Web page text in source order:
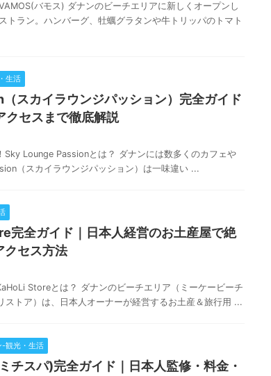
バモス) ダナンのビーチエリアに新しくオープンし
トラン。ハンバーグ、牡蠣グラタンや牛トリッパのトマト
生活
スカイラウンジパッション）完全ガイド
クセスまで徹底解説
Sky Lounge Passionとは？ ダナンには数多くのカフェや
（スカイラウンジパッション）は一味違い ...
完全ガイド｜日本人経営のお土産屋で絶
クセス方法
Storeとは？ ダナンのビーチエリア（ミーケービーチ
トア）は、日本人オーナーが経営するお土産＆旅行用 ...
-観光・生活
チスパ)完全ガイド｜日本人監修・料金・